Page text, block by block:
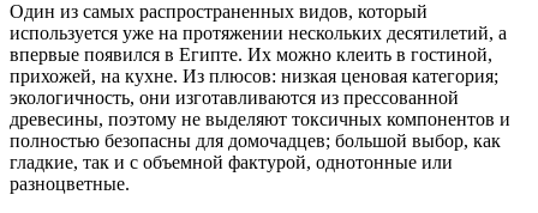
Один из самых распространенных видов, который
используется уже на протяжении нескольких десятилетий, а
впервые появился в Египте. Их можно клеить в гостиной,
прихожей, на кухне. Из плюсов: низкая ценовая категория;
экологичность, они изготавливаются из прессованной
древесины, поэтому не выделяют токсичных компонентов и
полностью безопасны для домочадцев; большой выбор, как
гладкие, так и с объемной фактурой, однотонные или
разноцветные.